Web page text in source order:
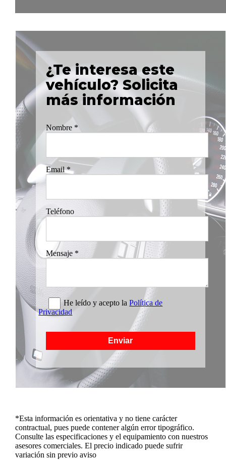
¿Te interesa este
vehículo? Solicita
más información
Nombre *
Email*
Teléfono
Mensaje *
He leído y acepto laPolítica de
Privacidad
Enviar
*Esta información es orientativa y no tiene carácter
contractual, pues puede contener algún error tipográfico.
Consulte las especificaciones y el equipamiento con nuestros
asesores comerciales. El precio indicado puede sufrir
variación sin previo aviso